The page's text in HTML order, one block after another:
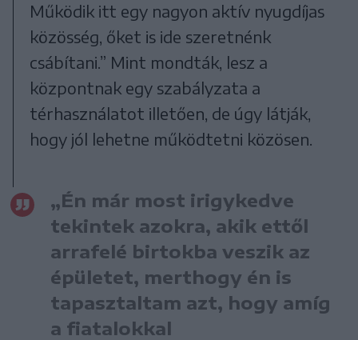
Működik itt egy nagyon aktív nyugdíjas
közösség, őket is ide szeretnénk
csábítani.” Mint mondták, lesz a
központnak egy szabályzata a
térhasználatot illetően, de úgy látják,
hogy jól lehetne működtetni közösen.
„Én már most irigykedve
tekintek azokra, akik ettől
arrafelé birtokba veszik az
épületet, merthogy én is
tapasztaltam azt, hogy amíg
a fiatalokkal